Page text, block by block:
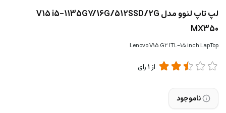
لپ تاپ لنوو مدل V15 i5-1135G7/16G/512SSD/2G
MX350
Lenovo V15 G2 ITL-15 inch LapTop
از 1رای
ناموجود